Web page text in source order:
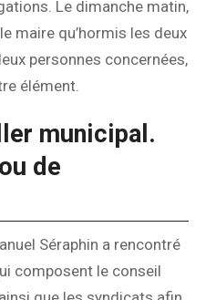
Le dimanche matin,
maire qu’hormis les deux
personnes concernées,
élément.
municipal.
de
Séraphin a rencontré
composent le conseil